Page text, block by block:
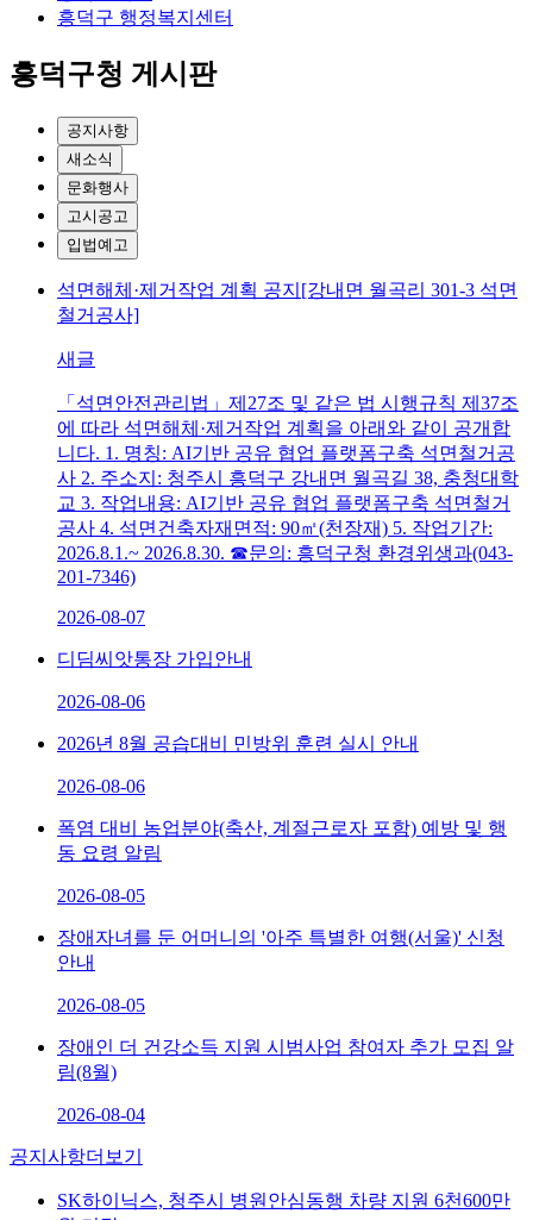
흥덕구 행정복지센터
흥덕구청 게시판
공지사항
새소식
문화행사
고시공고
입법예고
석면해체·제거작업 계획 공지[강내면 월곡리 301-3 석면
철거공사]
새글
「석면안전관리법」제27조 및 같은 법 시행규칙 제37조
에 따라 석면해체·제거작업 계획을 아래와 같이 공개합
니다. 1. 명칭: AI기반 공유 협업 플랫폼구축 석면철거공
사 2. 주소지: 청주시 흥덕구 강내면 월곡길 38, 충청대학
교 3. 작업내용: AI기반 공유 협업 플랫폼구축 석면철거
공사 4. 석면건축자재면적: 90㎡(천장재) 5. 작업기간:
2026.8.1.~ 2026.8.30. ☎문의: 흥덕구청 환경위생과(043-
201-7346)
2026-08-07
디딤씨앗통장 가입안내
2026-08-06
2026년 8월 공습대비 민방위 훈련 실시 안내
2026-08-06
폭염 대비 농업분야(축산, 계절근로자 포함) 예방 및 행
동 요령 알림
2026-08-05
장애자녀를 둔 어머니의 '아주 특별한 여행(서울)' 신청
안내
2026-08-05
장애인 더 건강소득 지원 시범사업 참여자 추가 모집 알
림(8월)
2026-08-04
공지사항더보기
SK하이닉스, 청주시 병원안심동행 차량 지원 6천600만